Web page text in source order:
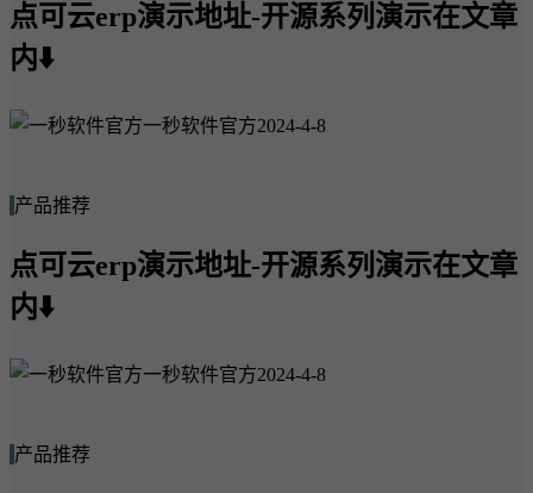
点可云erp演示地址-开源系列演示在文章
内⬇️
一秒软件官方2024-4-8
产品推荐
点可云erp演示地址-开源系列演示在文章
内⬇️
一秒软件官方2024-4-8
产品推荐